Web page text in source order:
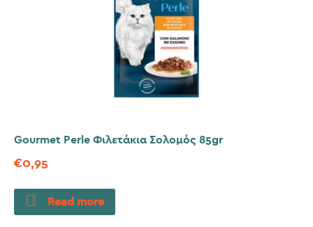
Gourmet Perle Φιλετάκια Σολομός 85gr
€0,95
Read more